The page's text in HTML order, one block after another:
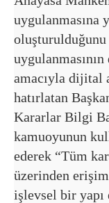
uygulanmasına
amacıyla dijital
hatırlatan
Kararlar Bilgi
kamuoyunun
ederek “Tüm
üzerinden
işlevsel bir yapı